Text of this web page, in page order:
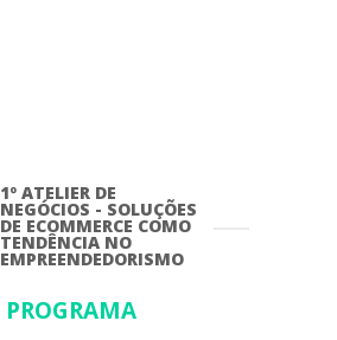
1º ATELIER DE
NEGÓCIOS - SOLUÇÕES
DE ECOMMERCE COMO
TENDÊNCIA NO
EMPREENDEDORISMO
PROGRAMA